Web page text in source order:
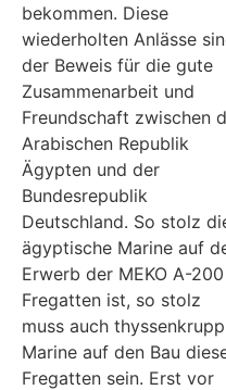
bekommen. Diese
wiederholten Anlässe
der Beweis für die gute
Zusammenarbeit und
Freundschaft zwischen
Arabischen Republik
Ägypten und der
Bundesrepublik
Deutschland. So stolz
ägyptische Marine auf
Erwerb der MEKO A-200
Fregatten ist, so stolz
muss auch thyssenkrupp
Marine auf den Bau
Fregatten sein. Erst vor